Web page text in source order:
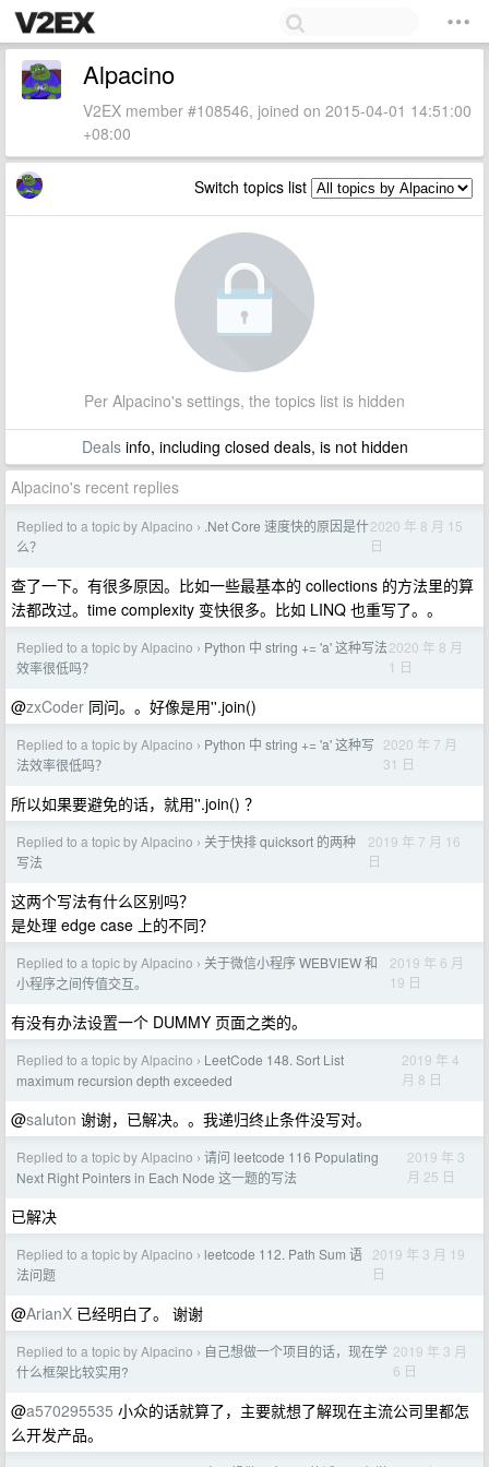
Alpacino
V2EX member #108546, joined on 2015-04-01 14:51:00
+08:00
Switch topics list
Per Alpacino's settings, the topics list is hidden
Dealsinfo, including closed deals, is not hidden
Alpacino's recent replies
Replied to a topic by Alpacino › .Net Core 速度快的原因是什
么？
2020 年 8 月 15
日
查了一下。有很多原因。比如一些最基本的 collections 的方法里的算
法都改过。time complexity 变快很多。比如 LINQ 也重写了。。
Replied to a topic by Alpacino › Python 中 string += 'a' 这种写法
效率很低吗？
2020 年 8 月
1 日
@zxCoder 同问。。好像是用''.join()
Replied to a topic by Alpacino › Python 中 string += 'a' 这种写
法效率很低吗？
2020 年 7 月
31 日
所以如果要避免的话，就用''.join() ？
Replied to a topic by Alpacino › 关于快排 quicksort 的两种
写法
2019 年 7 月 16
日
这两个写法有什么区别吗？
是处理 edge case 上的不同？
Replied to a topic by Alpacino › 关于微信小程序 WEBVIEW 和
小程序之间传值交互。
2019 年 6 月
19 日
有没有办法设置一个 DUMMY 页面之类的。
Replied to a topic by Alpacino › LeetCode 148. Sort List
maximum recursion depth exceeded
2019 年 4
月 8 日
@saluton 谢谢，已解决。。我递归终止条件没写对。
Replied to a topic by Alpacino › 请问 leetcode 116 Populating
Next Right Pointers in Each Node 这一题的写法
2019 年 3
月 25 日
已解决
Replied to a topic by Alpacino › leetcode 112. Path Sum 语
法问题
2019 年 3 月 19
日
@ArianX 已经明白了。 谢谢
Replied to a topic by Alpacino › 自己想做一个项目的话，现在学
什么框架比较实用?
2019 年 3 月
6 日
@a570295535 小众的话就算了，主要就想了解现在主流公司里都怎
么开发产品。